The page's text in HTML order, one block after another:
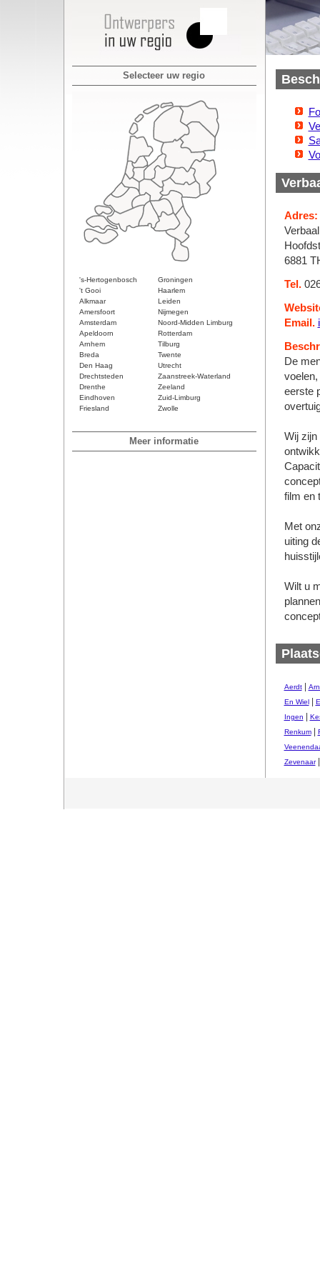
Selecteer uw regio
's-Hertogenbosch
Groningen
't Gooi
Haarlem
Alkmaar
Leiden
Amersfoort
Nijmegen
Amsterdam
Noord-Midden Limburg
Apeldoorn
Rotterdam
Arnhem
Tilburg
Breda
Twente
Den Haag
Utrecht
Drechtsteden
Zaanstreek-Waterland
Drenthe
Zeeland
Eindhoven
Zuid-Limburg
Friesland
Zwolle
Meer informatie
Adres:
6881
Tel.
Email.
De
eerste
Wij zijn
film en
Met
uiting
Wilt u
Aerdt|
En Wiel|
Ingen
Renkum|
Zevenaar|